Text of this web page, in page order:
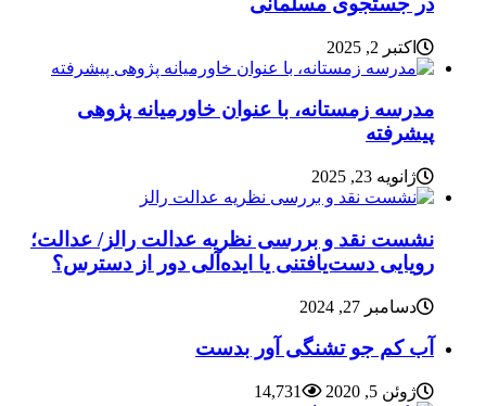
اکتبر 2, 2025
مدرسه زمستانه، با عنوان خاورمیانه پژوهی
پیشرفته
ژانویه 23, 2025
نشست نقد و بررسی نظریه عدالت رالز/ عدالت؛
رویایی دست‌یافتنی یا ایده‌آلی دور از دسترس؟
دسامبر 27, 2024
آب کم جو تشنگی آور بدست
ژوئن 5, 2020 14,731